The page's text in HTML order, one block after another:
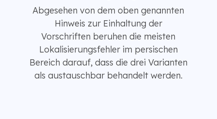
Abgesehen von dem oben genannten
Hinweis zur Einhaltung der
Vorschriften beruhen die meisten
Lokalisierungsfehler im persischen
Bereich darauf, dass die drei Varianten
als austauschbar behandelt werden.